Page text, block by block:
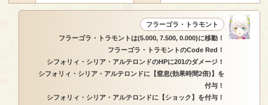
フラーゴラ・トラモント
フラーゴラ・トラモントは(5.000, 7.500, 0.000)に移動！
フラーゴラ・トラモントのCode Red！
シフォリィ・シリア・アルテロンドのHPに201のダメージ！
シフォリィ・シリア・アルテロンドに【窒息(効果時間2倍)】を
付与！
シフォリィ・シリア・アルテロンドに【ショック】を付与！